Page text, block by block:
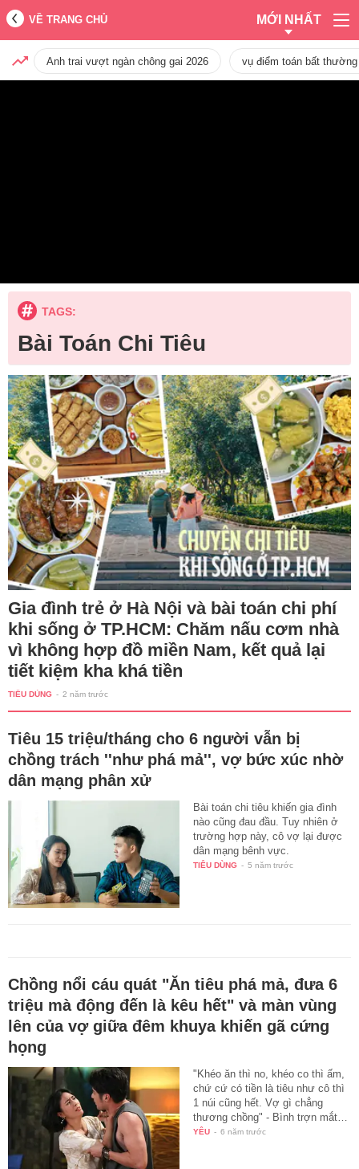
VỀ TRANG CHỦ MỚI NHẤT
Anh trai vượt ngàn chông gai 2026 vụ điểm toán bất
TAGS:
Bài Toán Chi Tiêu
Gia đình trẻ ở Hà Nội và bài toán chi phí
khi sống ở TP.HCM: Chăm nấu cơm nhà
vì không hợp đồ miền Nam, kết quả lại
tiết kiệm kha khá tiền
TIÊU DÙNG - 2 năm trước
Tiêu 15 triệu/tháng cho 6 người vẫn bị
chồng trách ''như phá mả'', vợ bức xúc nhờ
dân mạng phân xử
Bài toán chi tiêu khiến gia đình
nào cũng đau đầu. Tuy nhiên ở
trường hợp này, cô vợ lại được
dân mạng bênh vực.
TIÊU DÙNG - 5 năm trước
Chồng nổi cáu quát "Ăn tiêu phá mả, đưa 6
triệu mà động đến là kêu hết" và màn vùng
lên của vợ giữa đêm khuya khiến gã cứng
họng
"Khéo ăn thì no, khéo co thì ấm,
chứ cứ có tiền là tiêu như cô thì
1 núi cũng hết. Vợ gì chẳng
thương chồng" - Bình trợn mắt…
YÊU - 6 năm trước